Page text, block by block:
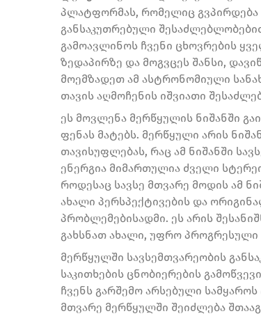
პლატფორმას, რომელიც
განსაკუთრებული
გამოავლინოს ჩვენი ცხოვრების
ზედაპირზე და მოგვცეს შანსი,
მოემზადეთ ამ ასტრონომიული
თავის აღმოჩენის იშვიათი
ეს მოვლენა მერწყულის ნიშანში
ფენას მატებს. მერწყული არის
თავისუფლებას, რაც ამ ნიშანში
ენერგია მიმართულია ძველი
როდესაც სავსე მთვარე მოდის ამ
ახალი პერსპექტივების და
პრობლემებისადმი. ეს არის
გახსნათ ახალი, უფრო პროგრესული
მერწყულში სავსემთვარეობის
საკითხების ცნობიერების
ჩვენს გარშემო არსებული
მთვარე მერწყულში შეიძლება